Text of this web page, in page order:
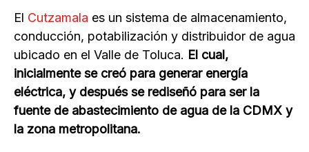
El Cutzamala es un sistema de almacenamiento,
conducción, potabilización y distribuidor de agua
ubicado en el Valle de Toluca. El cual,
inicialmente se creó para generar energía
eléctrica, y después se rediseñó para ser la
fuente de abastecimiento de agua de la CDMX y
la zona metropolitana.